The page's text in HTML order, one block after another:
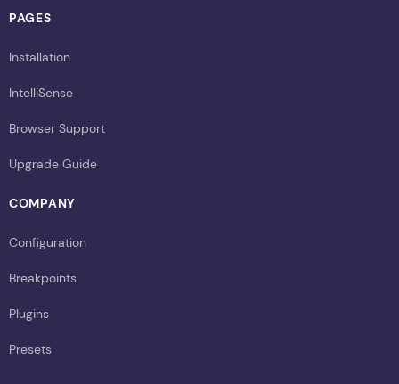
PAGES
Installation
IntelliSense
Browser Support
Upgrade Guide
COMPANY
Configuration
Breakpoints
Plugins
Presets